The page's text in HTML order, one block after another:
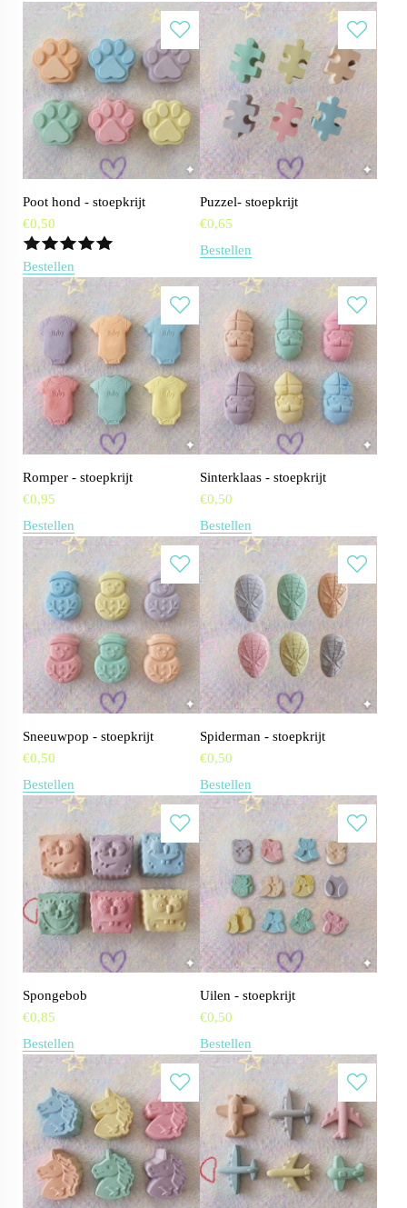
Poot hond - stoepkrijt
€0,50
Bestellen
Puzzel- stoepkrijt
€0,65
Bestellen
Romper - stoepkrijt
€0,95
Bestellen
Sinterklaas - stoepkrijt
€0,50
Bestellen
Sneeuwpop - stoepkrijt
€0,50
Bestellen
Spiderman - stoepkrijt
€0,50
Bestellen
Spongebob
€0,85
Bestellen
Uilen - stoepkrijt
€0,50
Bestellen